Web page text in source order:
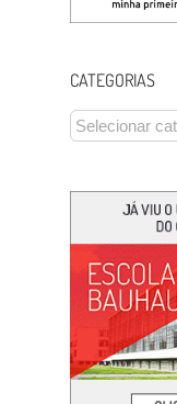
CATEGORIAS
CATEGORIAS